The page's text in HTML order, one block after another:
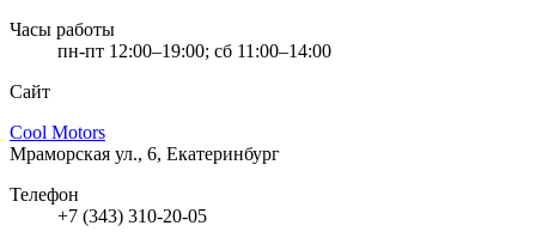
Часы работы
пн-пт 12:00–19:00; сб 11:00–14:00
Сайт
Cool Motors
Мраморская ул., 6, Екатеринбург
Телефон
+7 (343) 310-20-05